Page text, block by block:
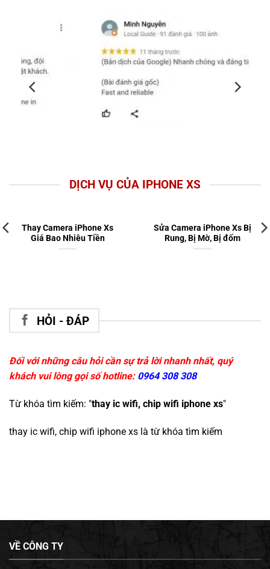
DỊCH VỤ CỦA IPHONE XS
Thay Camera iPhone Xs
Giá Bao Nhiêu Tiền
Sửa Camera iPhone Xs Bị
Rung, Bị Mờ, Bị đốm
HỎI - ĐÁP
Đối với những câu hỏi cần sự trả lời nhanh nhất, quý
khách vui lòng gọi số hotline: 0964 308 308
Từ khóa tìm kiếm: "thay ic wifi, chip wifi iphone xs"
thay ic wifi, chip wifi iphone xs là từ khóa tìm kiếm
VỀ CÔNG TY